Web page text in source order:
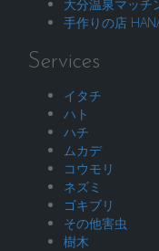
大分温泉マッチ
手作りの店
Services
イタチ
ハト
ハチ
ムカデ
コウモリ
ネズミ
ゴキブリ
その他害虫
樹木